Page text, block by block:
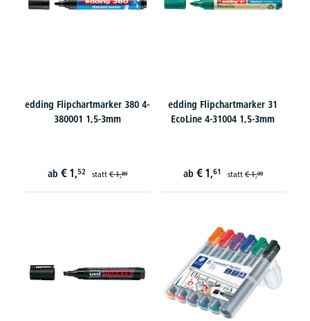
edding Flipchartmarker 380 4-
380001 1,5-3mm
ab € 1,52 statt€ 1,89
edding Flipchartmarker 31
EcoLine 4-31004 1,5-3mm
ab € 1,61 statt€ 1,99